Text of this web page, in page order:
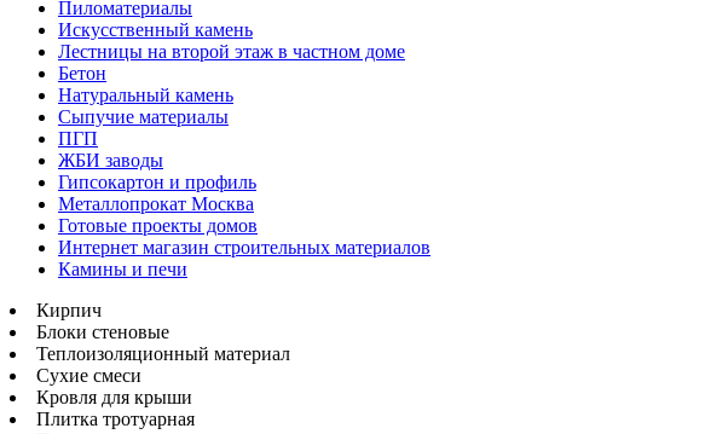
Пиломатериалы
Искусственный камень
Лестницы на второй этаж в частном доме
Бетон
Натуральный камень
Сыпучие материалы
ПГП
ЖБИ заводы
Гипсокартон и профиль
Металлопрокат Москва
Готовые проекты домов
Интернет магазин строительных материалов
Камины и печи
Кирпич
Блоки стеновые
Теплоизоляционный материал
Сухие смеси
Кровля для крыши
Плитка тротуарная